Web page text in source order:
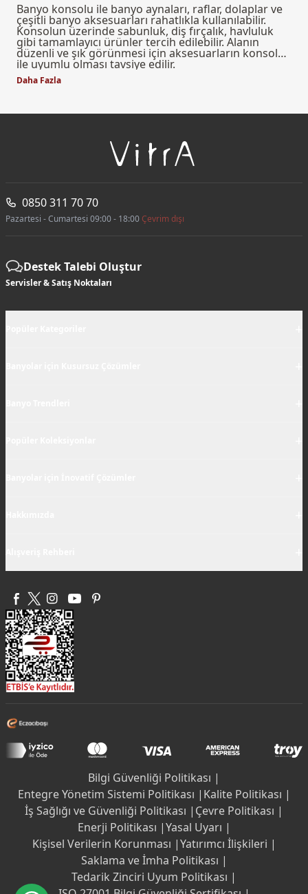
Banyo konsolu ile banyo aynaları, raflar, dolaplar ve
çeşitli banyo aksesuarları rahatlıkla kullanılabilir.
Konsolun üzerinde sabunluk, diş fırçalık, havluluk
gibi tamamlayıcı ürünler tercih edilebilir. Alanın
düzenli ve şık görünmesi için aksesuarların konsol
ile uyumlu olması tavsiye edilir.
Daha Fazla
0850 311 70 70
Pazartesi - Cumartesi 09:00 - 18:00Çevrim dışı
Destek Talebi Oluştur
Servisler & Satış Noktaları
Bilgi Güvenliği Politikası |
Entegre Yönetim Sistemi Politikası | Kalite Politikası |
İş Sağlığı ve Güvenliği Politikası | Çevre Politikası |
Enerji Politikası |Yasal Uyarı |
Kişisel Verilerin Korunması |Yatırımcı İlişkileri |
Saklama ve İmha Politikası |
Tedarik Zinciri Uyum Politikası |